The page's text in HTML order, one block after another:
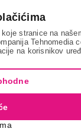
stranice na
Tehnomedia
na korisnikov
Miševi